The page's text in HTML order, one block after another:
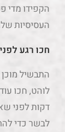
הקפידו מדי
העסיסיות
חכו רגע
התבשיל
לוהט, חכו
דקות לפני
לבשר כדי